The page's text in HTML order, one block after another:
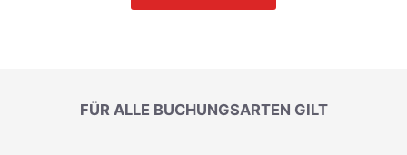
FÜR ALLE BUCHUNGSARTEN GILT